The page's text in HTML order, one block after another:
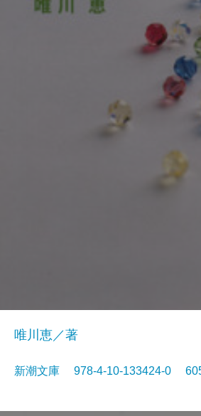
唯川恵／著
新潮文庫 978-4-10-133424-0